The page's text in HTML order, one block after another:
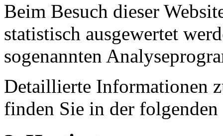
Beim Besuch dieser
statistisch ausgewertet
sogenannten
Detaillierte Informationen
finden Sie in der